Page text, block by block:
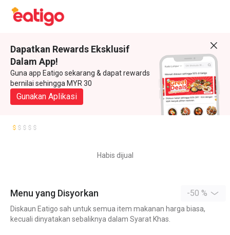
Dapatkan Rewards Eksklusif
Dalam App!
Guna app Eatigo sekarang & dapat rewards
bernilai sehingga MYR 30
Gunakan Aplikasi
Habis dijual
Menu yang Disyorkan -50 %
Diskaun Eatigo sah untuk semua item makanan harga biasa,
kecuali dinyatakan sebaliknya dalam Syarat Khas.